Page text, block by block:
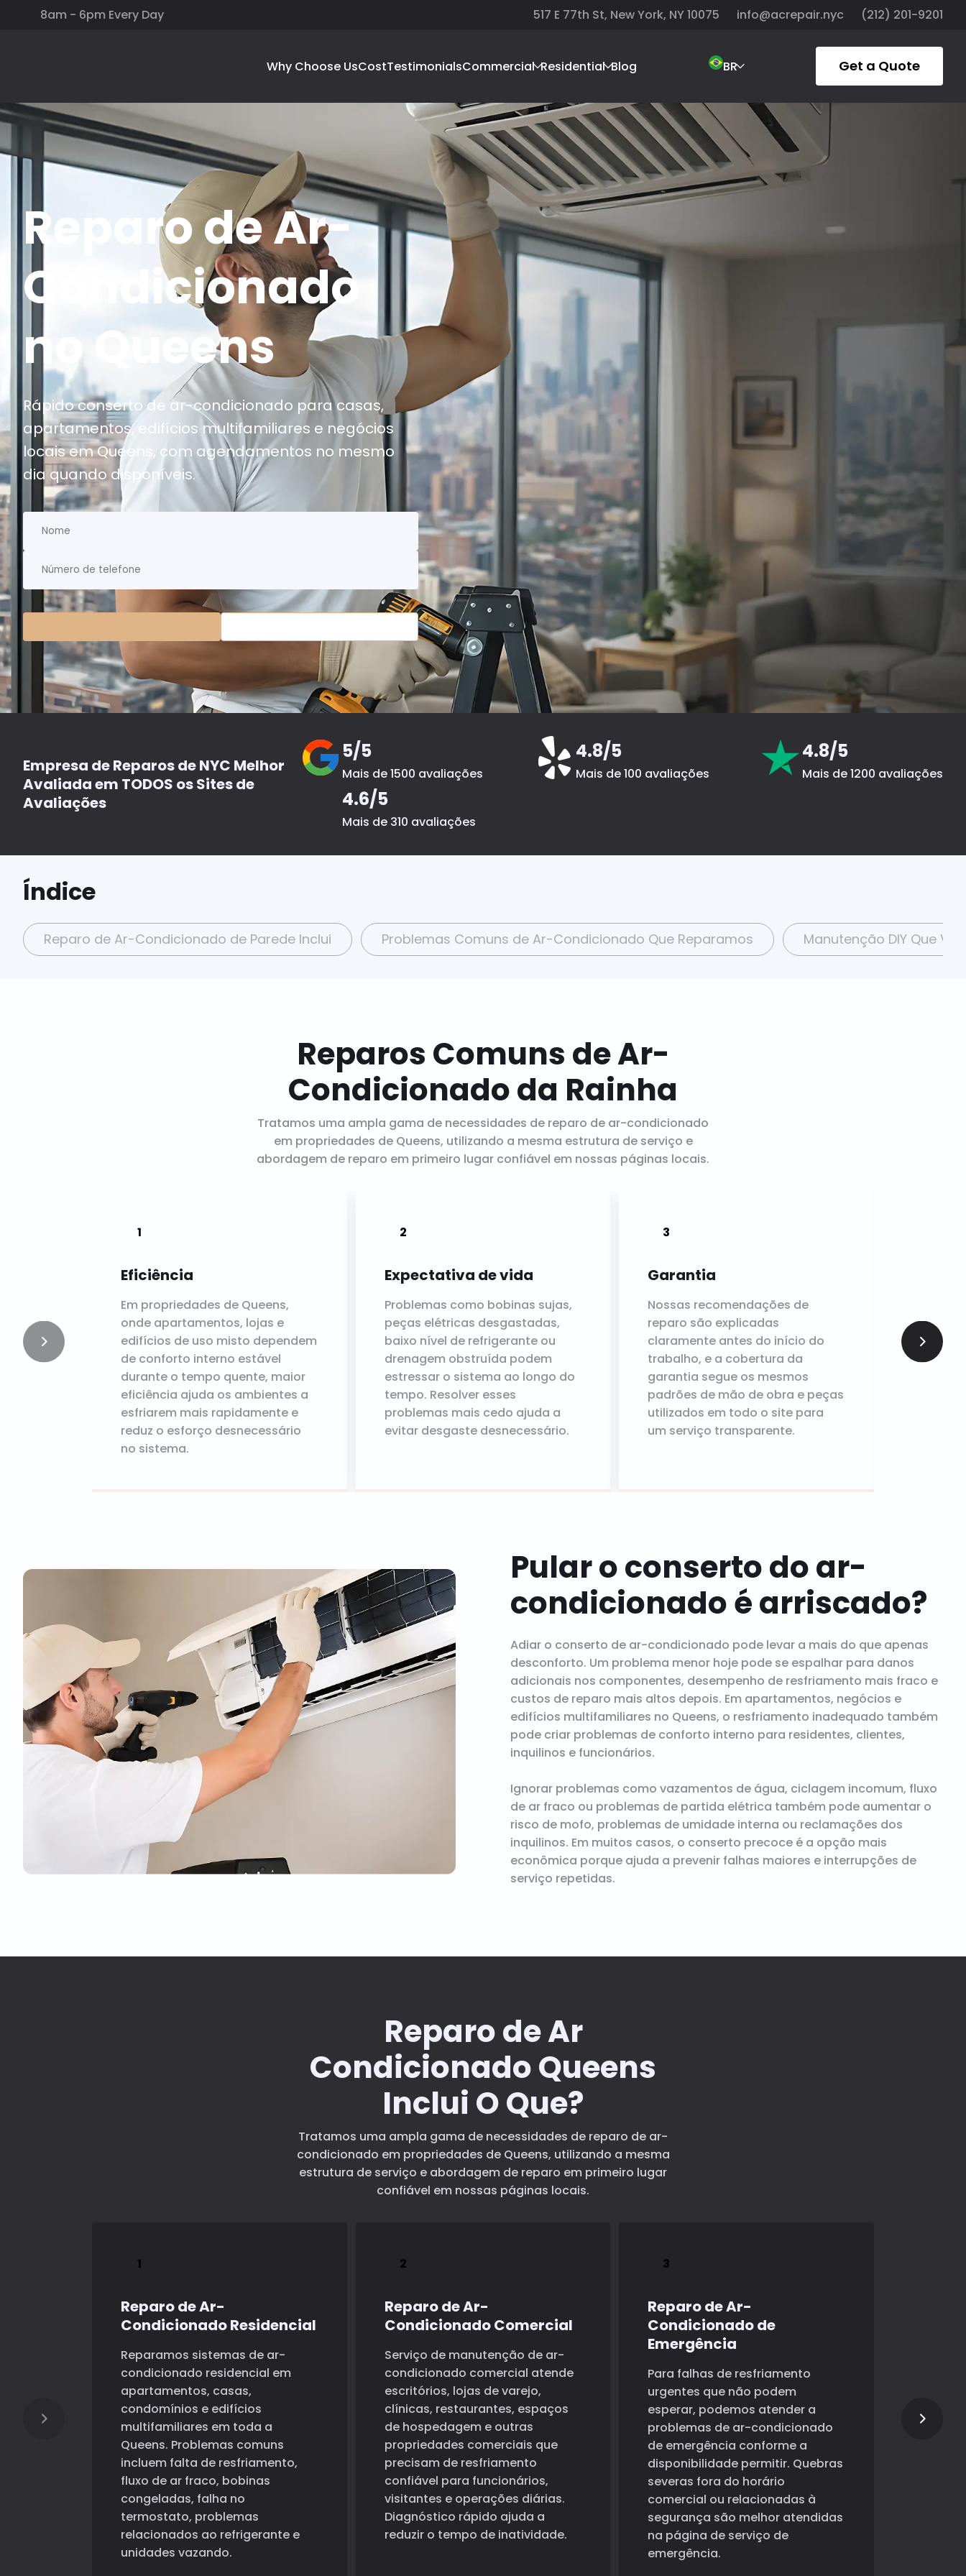
8am - 6pm Every Day 517 E 77th St, New York, NY 10075 info@acrepair.nyc (212) 201-9201
Why Choose UsCostTestimonialsCommercial Residential Blog BR Get a Quote
Reparo de Ar-
Condicionado
no Queens
Rápido conserto de ar-condicionado para casas,
apartamentos, edifícios multifamiliares e negócios
locais em Queens, com agendamentos no mesmo
dia quando disponíveis.
Empresa de Reparos de NYC Melhor
Avaliada em TODOS os Sites de
Avaliações
5/5
Mais de 1500 avaliações
4.8/5
Mais de 100 avaliações
4.8/5
Mais de 1200 avaliações
4.6/5
Mais de 310 avaliações
Índice
Reparo de Ar-Condicionado de Parede Inclui Problemas Comuns de Ar-Condicionado Que Reparamos Manutenção DIY Que
Reparos Comuns de Ar-
Condicionado da Rainha
Tratamos uma ampla gama de necessidades de reparo de ar-condicionado
em propriedades de Queens, utilizando a mesma estrutura de serviço e
abordagem de reparo em primeiro lugar confiável em nossas páginas locais.
Eficiência
Em propriedades de Queens,
onde apartamentos, lojas e
edifícios de uso misto dependem
de conforto interno estável
durante o tempo quente, maior
eficiência ajuda os ambientes a
esfriarem mais rapidamente e
reduz o esforço desnecessário
no sistema.
Expectativa de vida
Problemas como bobinas sujas,
peças elétricas desgastadas,
baixo nível de refrigerante ou
drenagem obstruída podem
estressar o sistema ao longo do
tempo. Resolver esses
problemas mais cedo ajuda a
evitar desgaste desnecessário.
Garantia
Nossas recomendações de
reparo são explicadas
claramente antes do início do
trabalho, e a cobertura da
garantia segue os mesmos
padrões de mão de obra e peças
utilizados em todo o site para
um serviço transparente.
antes
Pular o conserto do ar-
condicionado é arriscado?
Adiar o conserto de ar-condicionado pode levar a mais do que apenas
desconforto. Um problema menor hoje pode se espalhar para danos
adicionais nos componentes, desempenho de resfriamento mais fraco e
custos de reparo mais altos depois. Em apartamentos, negócios e
edifícios multifamiliares no Queens, o resfriamento inadequado também
pode criar problemas de conforto interno para residentes, clientes,
inquilinos e funcionários.
Ignorar problemas como vazamentos de água, ciclagem incomum, fluxo
de ar fraco ou problemas de partida elétrica também pode aumentar o
risco de mofo, problemas de umidade interna ou reclamações dos
inquilinos. Em muitos casos, o conserto precoce é a opção mais
econômica porque ajuda a prevenir falhas maiores e interrupções de
serviço repetidas.
Reparo de Ar
Condicionado Queens
Inclui O Que?
Tratamos uma ampla gama de necessidades de reparo de ar-
condicionado em propriedades de Queens, utilizando a mesma
estrutura de serviço e abordagem de reparo em primeiro lugar
confiável em nossas páginas locais.
Reparo de Ar-
Condicionado Residencial
Reparamos sistemas de ar-
condicionado residencial em
apartamentos, casas,
condomínios e edifícios
multifamiliares em toda a
Queens. Problemas comuns
incluem falta de resfriamento,
fluxo de ar fraco, bobinas
congeladas, falha no
termostato, problemas
relacionados ao refrigerante e
unidades vazando.
Reparo de Ar-
Condicionado Comercial
Serviço de manutenção de ar-
condicionado comercial atende
escritórios, lojas de varejo,
clínicas, restaurantes, espaços
de hospedagem e outras
propriedades comerciais que
precisam de resfriamento
confiável para funcionários,
visitantes e operações diárias.
Diagnóstico rápido ajuda a
reduzir o tempo de inatividade.
Reparo de Ar-
Condicionado de
Emergência
Para falhas de resfriamento
urgentes que não podem
esperar, podemos atender a
problemas de ar-condicionado
de emergência conforme a
disponibilidade permitir. Quebras
severas fora do horário
comercial ou relacionadas à
segurança são melhor atendidas
na página de serviço de
emergência.
dutos